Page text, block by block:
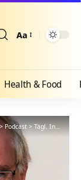
Aa
Health & Food
Podcast>Tägl. Inspiration